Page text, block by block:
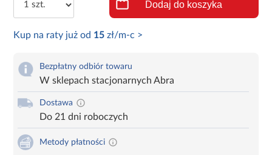
Dodaj do koszyka
Kup na raty już od 15 zł/m-c >
Bezpłatny odbiór towaru
W sklepach stacjonarnych Abra
Dostawa
Do 21 dni roboczych
Metody płatności